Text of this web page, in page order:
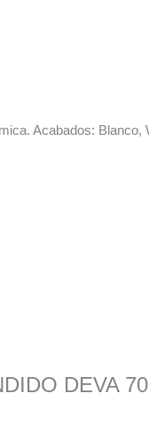
Acabados: Blanco,
DEVA 70